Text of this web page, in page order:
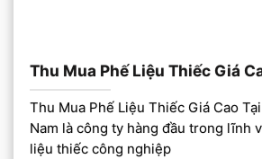
Thu Mua Phế Liệu Thiếc Giá
Thu Mua Phế Liệu Thiếc Giá Cao
Nam là công ty hàng đầu trong lĩnh
liệu thiếc công nghiệp